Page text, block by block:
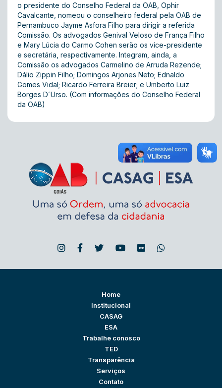
o presidente do Conselho Federal da OAB, Ophir
Cavalcante, nomeou o conselheiro federal pela OAB de
Pernambuco Jayme Asfora Filho para dirigir a referida
Comissão. Os advogados Genival Veloso de França Filho
e Mary Lúcia do Carmo Cohen serão os vice-presidente
e secretária, respectivamente. Integram, ainda, a
Comissão os advogados Carmelino de Arruda Rezende;
Dálio Zippin Filho; Domingos Arjones Neto; Ednaldo
Gomes Vidal; Ricardo Ferreira Breier; e Umberto Luiz
Borges D´Urso. (Com informações do Conselho Federal
da OAB)
Home
Institucional
CASAG
ESA
Trabalhe conosco
TED
Transparência
Serviços
Contato